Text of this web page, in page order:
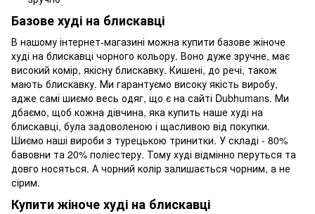
Базове худі на блискавці
В нашому інтернет-магазині можна купити базове жіноче
худі на блискавці чорного кольору. Воно дуже зручне, має
високий комір, якісну блискавку. Кишені, до речі, також
мають блискавку. Ми гарантуємо високу якість виробу,
адже самі шиємо весь одяг, що є на сайті Dubhumans. Ми
дбаємо, щоб кожна дівчина, яка купить наше худі на
блискавці, була задоволеною і щасливою від покупки.
Шиємо наші вироби з турецькою тринитки. У складі - 80%
бавовни та 20% поліестеру. Тому худі відмінно перуться та
довго носяться. А чорний колір залишається чорним, а не
сірим.
Купити жіноче худі на блискавці